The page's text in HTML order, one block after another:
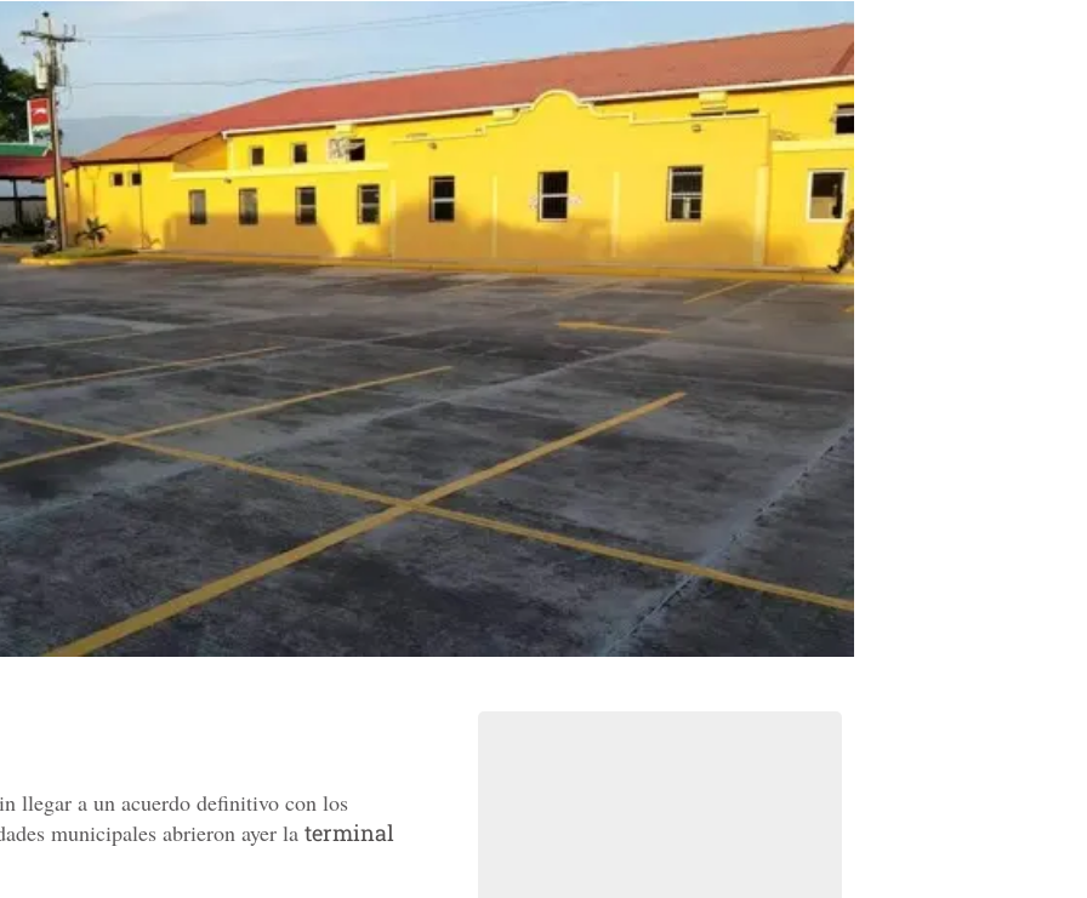
llegar a un acuerdo definitivo con los
municipales abrieron ayer la terminal